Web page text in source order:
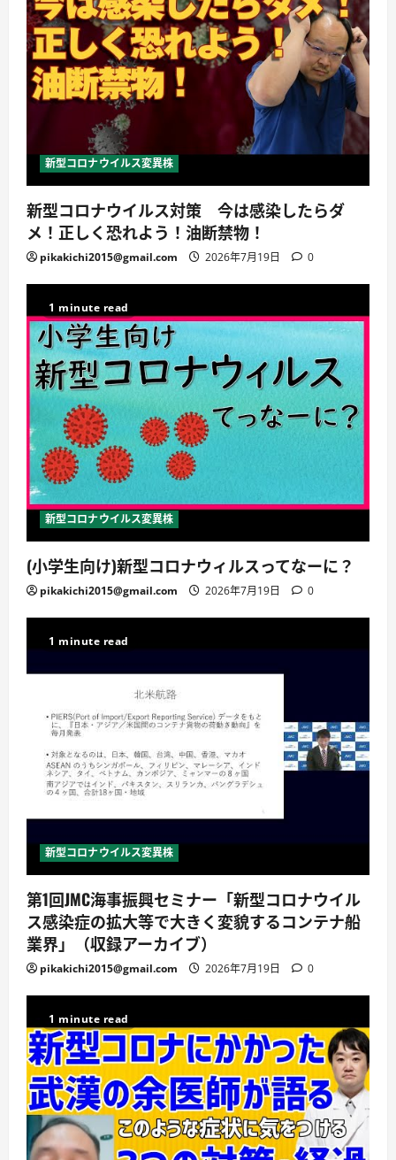
新型コロナウイルス変異株
新型コロナウイルス対策 今は感染したらダ
メ！正しく恐れよう！油断禁物！
pikakichi2015@gmail.com 2026年7月19日 0
1 minute read
新型コロナウイルス変異株
(小学生向け)新型コロナウィルスってなーに？
pikakichi2015@gmail.com 2026年7月19日 0
1 minute read
新型コロナウイルス変異株
第1回JMC海事振興セミナー「新型コロナウイル
ス感染症の拡大等で大きく変貌するコンテナ船
業界」（収録アーカイブ）
pikakichi2015@gmail.com 2026年7月19日 0
1 minute read